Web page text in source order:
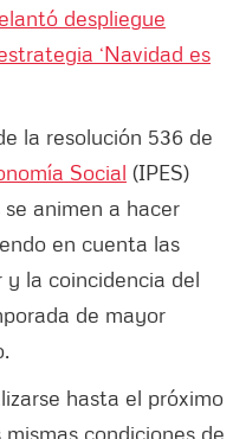
despliegue
‘Navidad es
la resolución 536 de
Social (IPES)
animen a hacer
en cuenta las
y la coincidencia del
de mayor
hasta el próximo
condiciones de